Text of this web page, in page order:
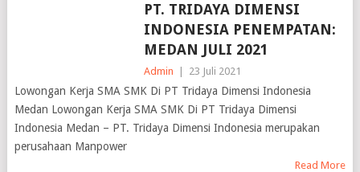
INDONESIA PENEMPATAN:
MEDAN JULI 2021
Admin | 23 Juli 2021
Lowongan Kerja SMA SMK Di PT Tridaya Dimensi Indonesia
Medan Lowongan Kerja SMA SMK Di PT Tridaya Dimensi
Indonesia Medan – PT. Tridaya Dimensi Indonesia merupakan
perusahaan Manpower